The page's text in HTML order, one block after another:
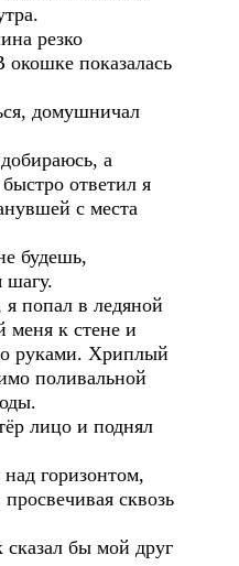
резко
окошке показалась
домушничал
а
ответил я
с места
будешь,
шагу.
попал в ледяной
к стене и
руками. Хриплый
поливальной
лицо и поднял
горизонтом,
сквозь
сказал бы мой друг